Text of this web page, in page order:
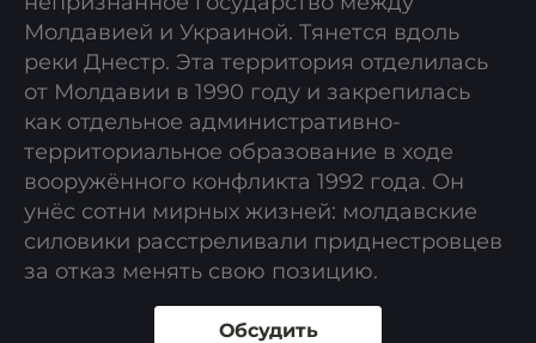
Молдавией и Украиной. Тянется вдоль
реки Днестр. Эта территория отделилась
от Молдавии в 1990 году и закрепилась
как отдельное административно-
территориальное образование в ходе
вооружённого конфликта 1992 года. Он
унёс сотни мирных жизней: молдавские
силовики расстреливали приднестровцев
за отказ менять свою позицию.
Обсудить